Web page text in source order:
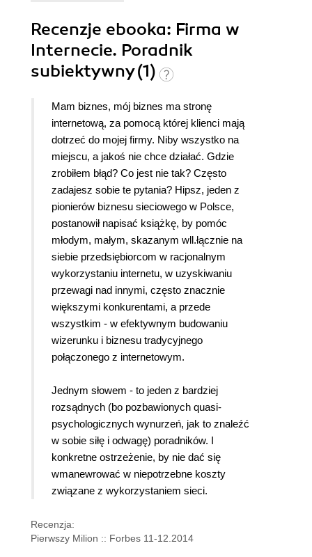
Recenzje ebooka: Firma w
Internecie. Poradnik
subiektywny (1)
Mam biznes, mój biznes ma stronę
internetową, za pomocą której klienci mają
dotrzeć do mojej firmy. Niby wszystko na
miejscu, a jakoś nie chce działać. Gdzie
zrobiłem błąd? Co jest nie tak? Często
zadajesz sobie te pytania? Hipsz, jeden z
pionierów biznesu sieciowego w Polsce,
postanowił napisać książkę, by pomóc
młodym, małym, skazanym wll.łącznie na
siebie przedsiębiorcom w racjonalnym
wykorzystaniu internetu, w uzyskiwaniu
przewagi nad innymi, często znacznie
większymi konkurentami, a przede
wszystkim - w efektywnym budowaniu
wizerunku i biznesu tradycyjnego
połączonego z internetowym.
Jednym słowem - to jeden z bardziej
rozsądnych (bo pozbawionych quasi-
psychologicznych wynurzeń, jak to znaleźć
w sobie siłę i odwagę) poradników. I
konkretne ostrzeżenie, by nie dać się
wmanewrować w niepotrzebne koszty
związane z wykorzystaniem sieci.
Recenzja:
Pierwszy Milion :: Forbes 11-12.2014